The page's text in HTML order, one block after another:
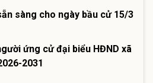
sàng cho ngày bầu cử 15/3
ứng cử đại biểu HĐND xã
2031